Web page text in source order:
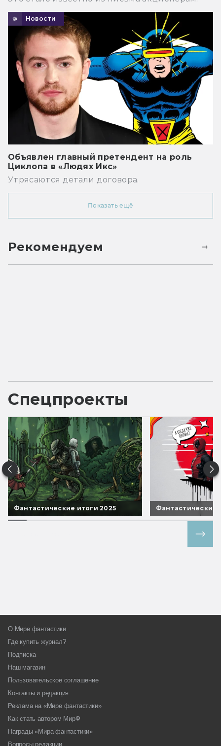
Новости
Объявлен главный претендент на роль
Циклопа в «Людях Икс»
Утрясаются детали договора.
Показать ещё
Рекомендуем
Спецпроекты
Фантастические итоги 2025 Фантастические
О Мире фантастики
Где купить журнал?
Подписка
Наш магазин
Пользовательское соглашение
Контакты и редакция
Реклама на «Мире фантастики»
Как стать автором МирФ
Награды «Мира фантастики»
Вопросы редакции